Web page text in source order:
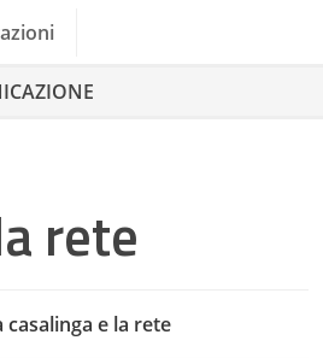
rete
casalinga e la rete